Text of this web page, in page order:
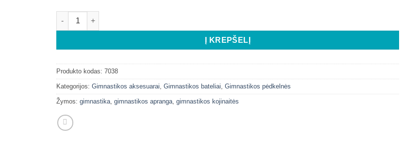
Į KREPŠELĮ
Produkto kodas:7038
Kategorijos:Gimnastikos aksesuarai ,Gimnastikos bateliai ,Gimnastikos pėdkelnės
Žymos:gimnastika ,gimnastikos apranga ,gimnastikos kojinaitės